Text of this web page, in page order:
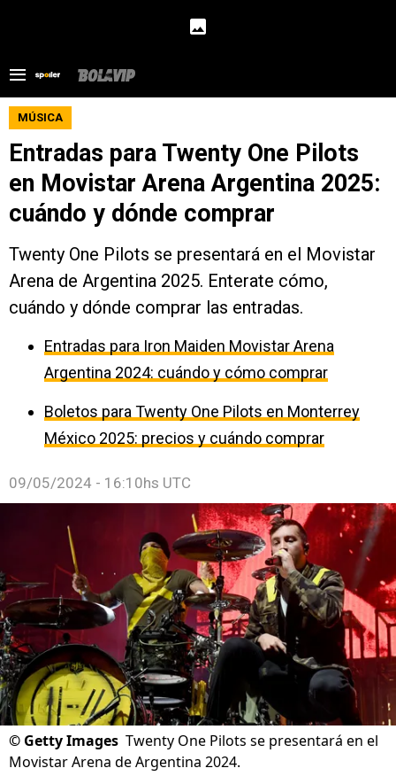
MÚSICA
Entradas para Twenty One Pilots
en Movistar Arena Argentina 2025:
cuándo y dónde comprar
Twenty One Pilots se presentará en el Movistar
Arena de Argentina 2025. Enterate cómo,
cuándo y dónde comprar las entradas.
Entradas para Iron Maiden Movistar Arena
Argentina 2024: cuándo y cómo comprar
Boletos para Twenty One Pilots en Monterrey
México 2025: precios y cuándo comprar
09/05/2024 - 16:10hs UTC
© Getty Images Twenty One Pilots se presentará en el
Movistar Arena de Argentina 2024.